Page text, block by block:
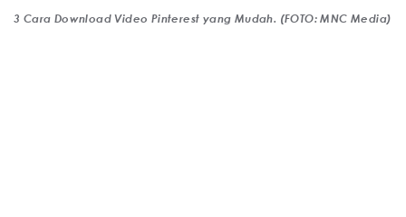
3 Cara Download Video Pinterest yang Mudah. (FOTO: MNC Media)